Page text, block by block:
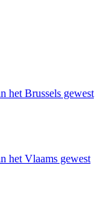
het Brussels gewest
het Vlaams gewest